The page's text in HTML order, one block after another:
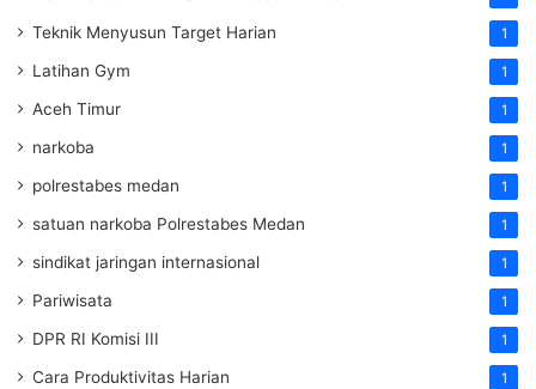
Teknik Menyusun Target Harian 1
Latihan Gym 1
Aceh Timur 1
narkoba 1
polrestabes medan 1
satuan narkoba Polrestabes Medan 1
sindikat jaringan internasional 1
Pariwisata 1
DPR RI Komisi III 1
Cara Produktivitas Harian 1